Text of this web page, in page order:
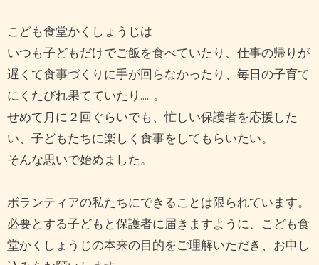
こども食堂かくしょうじは
いつも子どもだけでご飯を食べていたり、仕事の帰りが
遅くて食事づくりに手が回らなかったり、毎日の子育て
にくたびれ果てていたり……。
せめて月に２回ぐらいでも、忙しい保護者を応援した
い、子どもたちに楽しく食事をしてもらいたい。
そんな思いで始めました。
ボランティアの私たちにできることは限られています。
必要とする子どもと保護者に届きますように、こども食
堂かくしょうじの本来の目的をご理解いただき、お申し